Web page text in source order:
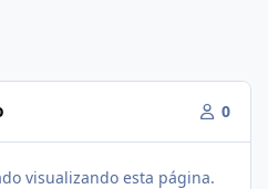
0
visualizando esta página.